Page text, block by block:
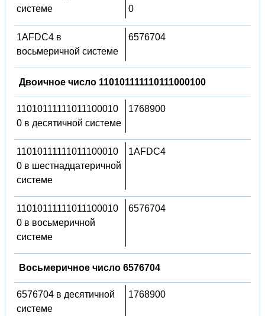
системе
0
1AFDC4 в
восьмеричной системе
6576704
Двоичное число 110101111110111000100
11010111111011100010
0 в десятичной системе
1768900
11010111111011100010
0 в шестнадцатеричной
системе
1AFDC4
11010111111011100010
0 в восьмеричной
системе
6576704
Восьмеричное число 6576704
6576704 в десятичной
системе
1768900